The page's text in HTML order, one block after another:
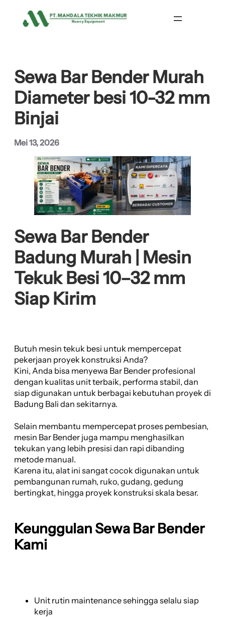
Sewa Bar Bender Murah
Diameter besi 10-32 mm
Binjai
Mei 13, 2026
Sewa Bar Bender
Badung Murah | Mesin
Tekuk Besi 10–32 mm
Siap Kirim
Butuh mesin tekuk besi untuk mempercepat
pekerjaan proyek konstruksi Anda?
Kini, Anda bisa menyewa Bar Bender profesional
dengan kualitas unit terbaik, performa stabil, dan
siap digunakan untuk berbagai kebutuhan proyek di
Badung Bali dan sekitarnya.
Selain membantu mempercepat proses pembesian,
mesin Bar Bender juga mampu menghasilkan
tekukan yang lebih presisi dan rapi dibanding
metode manual.
Karena itu, alat ini sangat cocok digunakan untuk
pembangunan rumah, ruko, gudang, gedung
bertingkat, hingga proyek konstruksi skala besar.
Keunggulan Sewa Bar Bender
Kami
Unit rutin maintenance sehingga selalu siap
kerja